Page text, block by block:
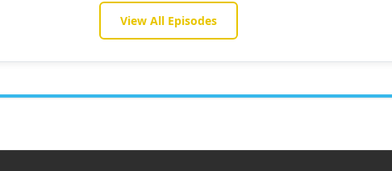
View All Episodes